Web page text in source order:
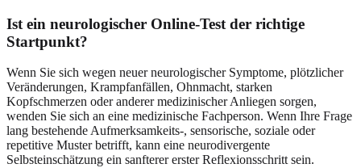
Ist ein neurologischer Online-Test der richtige
Startpunkt?
Wenn Sie sich wegen neuer neurologischer Symptome, plötzlicher
Veränderungen, Krampfanfällen, Ohnmacht, starken
Kopfschmerzen oder anderer medizinischer Anliegen sorgen,
wenden Sie sich an eine medizinische Fachperson. Wenn Ihre Frage
lang bestehende Aufmerksamkeits-, sensorische, soziale oder
repetitive Muster betrifft, kann eine neurodivergente
Selbsteinschätzung ein sanfterer erster Reflexionsschritt sein.